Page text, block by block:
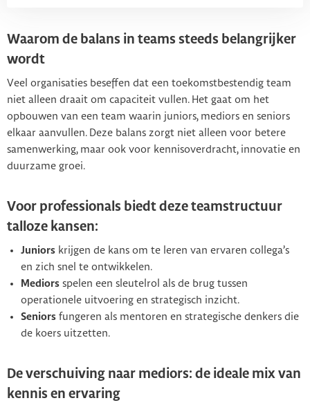
Waarom de balans in teams steeds belangrijker
wordt
Veel organisaties beseffen dat een toekomstbestendig team
niet alleen draait om capaciteit vullen. Het gaat om het
opbouwen van een team waarin juniors, mediors en seniors
elkaar aanvullen. Deze balans zorgt niet alleen voor betere
samenwerking, maar ook voor kennisoverdracht, innovatie en
duurzame groei.
Voor professionals biedt deze teamstructuur
talloze kansen:
Juniors krijgen de kans om te leren van ervaren collega’s
en zich snel te ontwikkelen.
Mediors spelen een sleutelrol als de brug tussen
operationele uitvoering en strategisch inzicht.
Seniors fungeren als mentoren en strategische denkers die
de koers uitzetten.
De verschuiving naar mediors: de ideale mix van
kennis en ervaring